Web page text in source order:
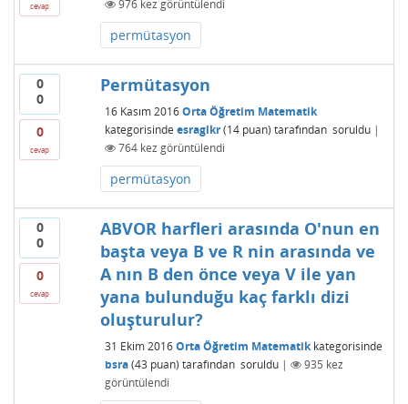
cevap
976kez görüntülendi
permütasyon
0
0
0
cevap
Permütasyon
16 Kasım 2016 Orta Öğretim Matematik
kategorisinde esraglkr (14puan) tarafından soruldu |
764kez görüntülendi
permütasyon
0
0
0
cevap
ABVOR harfleri arasında O'nun en
başta veya B ve R nin arasında ve
A nın B den önce veya V ile yan
yana bulunduğu kaç farklı dizi
oluşturulur?
31 Ekim 2016 Orta Öğretim Matematikkategorisinde
bsra (43 puan) tarafından soruldu | 935 kez
görüntülendi